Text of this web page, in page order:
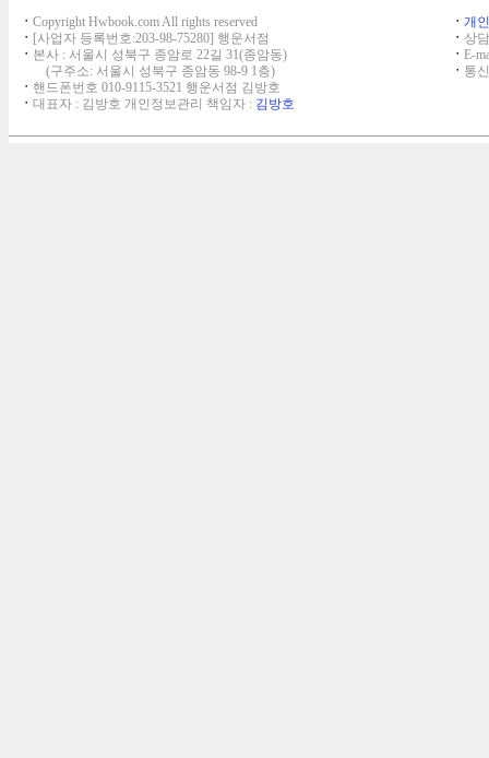
ㆍ Copyright Hwbook.com All rights reserved
ㆍ [사업자 등록번호:203-98-75280] 행운서점
ㆍ 본사 : 서울시 성북구 종암로 22길 31(종암동)
(구주소: 서울시 성북구 종암동 98-9 1층)
ㆍ 핸드폰번호 010-9115-3521 행운서점 김방호
ㆍ 대표자 : 김방호 개인정보관리 책임자 : 김방호
ㆍ 개
ㆍ 상
ㆍ E-
ㆍ 통